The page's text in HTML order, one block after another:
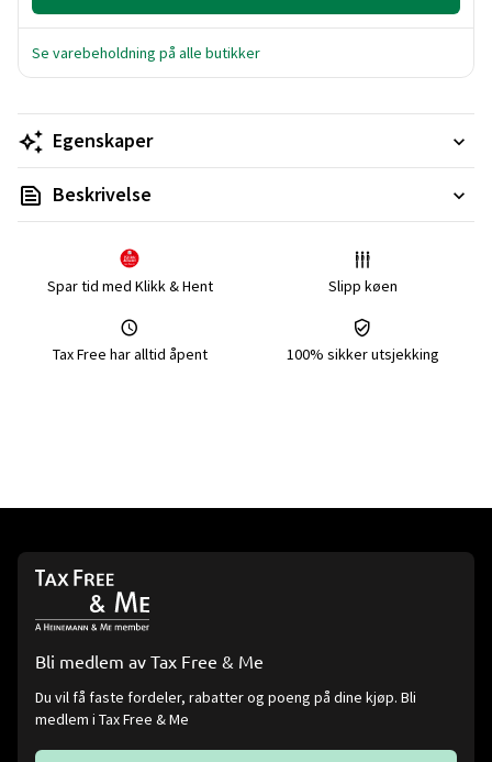
Se varebeholdning på alle butikker
Egenskaper
Beskrivelse
Spar tid med Klikk & Hent Slipp køen
Tax Free har alltid åpent 100% sikker utsjekking
Bli medlem av Tax Free & Me
Du vil få faste fordeler, rabatter og poeng på dine kjøp. Bli
medlem i Tax Free & Me